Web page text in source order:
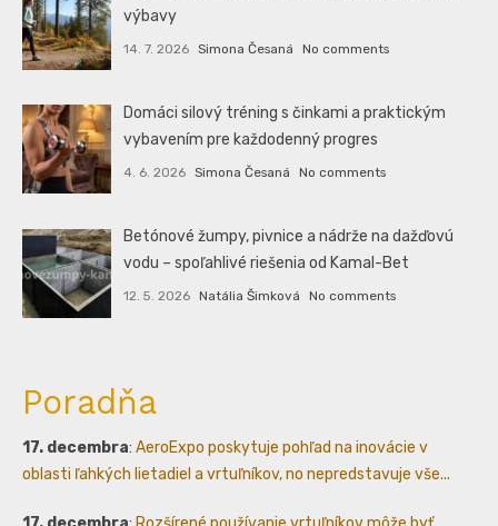
výbavy
14. 7. 2026 Simona Česaná No comments
Domáci silový tréning s činkami a praktickým
vybavením pre každodenný progres
4. 6. 2026 Simona Česaná No comments
Betónové žumpy, pivnice a nádrže na dažďovú
vodu – spoľahlivé riešenia od Kamal-Bet
12. 5. 2026 Natália Šimková No comments
Poradňa
17. decembra: AeroExpo poskytuje pohľad na inovácie v
oblasti ľahkých lietadiel a vrtuľníkov, no nepredstavuje vše...